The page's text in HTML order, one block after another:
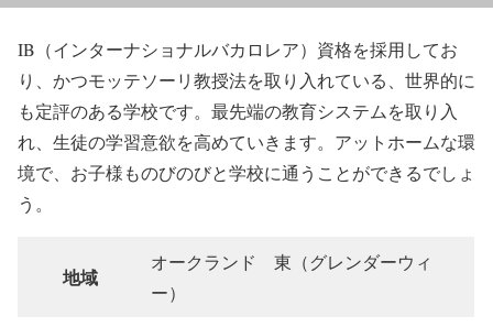
IB（インターナショナルバカロレア）資格を採用してお
り、かつモッテソーリ教授法を取り入れている、世界的に
も定評のある学校です。最先端の教育システムを取り入
れ、生徒の学習意欲を高めていきます。アットホームな環
境で、お子様ものびのびと学校に通うことができるでしょ
う。
地域
オークランド 東（グレンダーウィ
ー）